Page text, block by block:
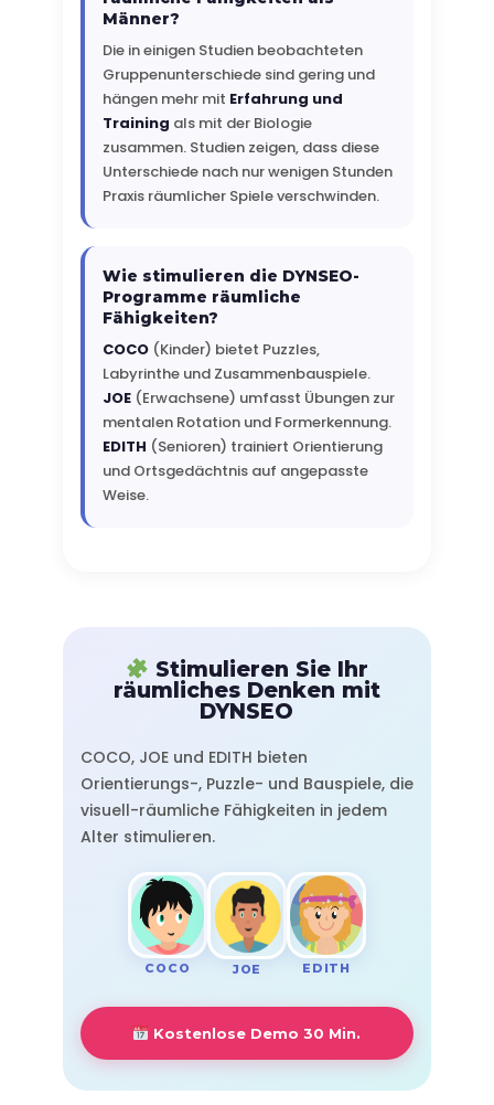
Männer?
Die in einigen Studien beobachteten
Gruppenunterschiede sind gering und
hängen mehr mit Erfahrung und
Training als mit der Biologie
zusammen. Studien zeigen, dass diese
Unterschiede nach nur wenigen Stunden
Praxis räumlicher Spiele verschwinden.
Wie stimulieren die DYNSEO-
Programme räumliche
Fähigkeiten?
COCO(Kinder) bietet Puzzles,
Labyrinthe und Zusammenbauspiele.
JOE(Erwachsene) umfasst Übungen zur
mentalen Rotation und Formerkennung.
EDITH (Senioren) trainiert Orientierung
und Ortsgedächtnis auf angepasste
Weise.
Stimulieren Sie Ihr
räumliches Denken mit
DYNSEO
COCO, JOE und EDITH bieten
Orientierungs-, Puzzle- und Bauspiele, die
visuell-räumliche Fähigkeiten in jedem
Alter stimulieren.
COCO JOE EDITH
Kostenlose Demo 30 Min.